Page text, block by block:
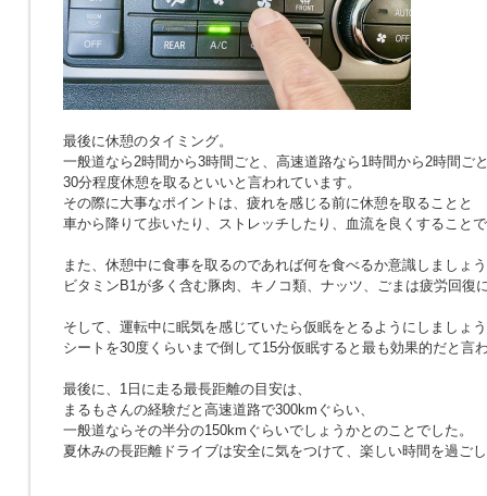
最後に休憩のタイミング。
一般道なら2時間から3時間ごと、高速道路なら1時間から2時間ご
30分程度休憩を取るといいと言われています。
その際に大事なポイントは、疲れを感じる前に休憩を取ることと
車から降りて歩いたり、ストレッチしたり、血流を良くすること
また、休憩中に食事を取るのであれば何を食べるか意識しましょ
ビタミンB1が多く含む豚肉、キノコ類、ナッツ、ごまは疲労回復
そして、運転中に眠気を感じていたら仮眠をとるようにしましょ
シートを30度くらいまで倒して15分仮眠すると最も効果的だと言
最後に、1日に走る最長距離の目安は、
まるもさんの経験だと高速道路で300kmぐらい、
一般道ならその半分の150kmぐらいでしょうかとのことでした。
夏休みの長距離ドライブは安全に気をつけて、楽しい時間を過ご